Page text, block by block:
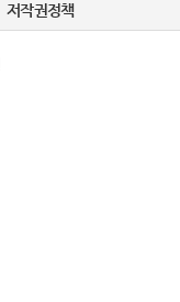
저작권정책